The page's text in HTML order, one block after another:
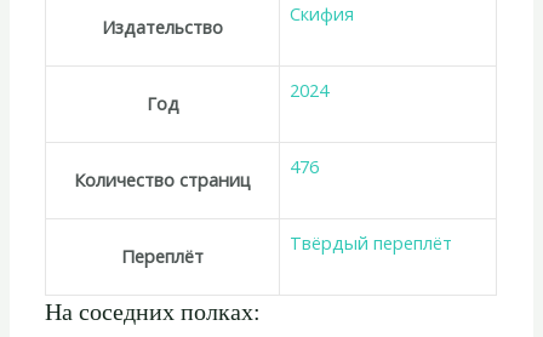
Издательство
Скифия
Год
2024
Количество страниц
476
Переплёт
Твёрдый переплёт
На соседних полках: